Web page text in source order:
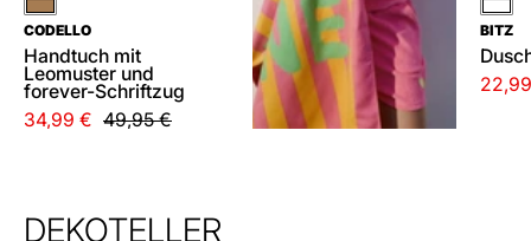
Braun
CODELLO
Handtuch mit
Leomuster und
forever-Schriftzug
34,99 € 49,95 €
Weiß
BITZ
DEKOTELLER